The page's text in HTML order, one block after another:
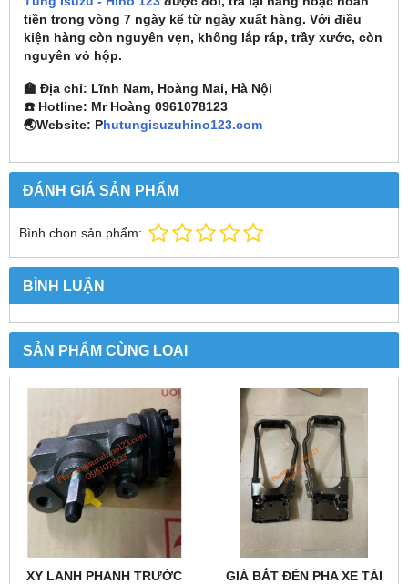
tiền trong vòng 7 ngày kể từ ngày xuất hàng. Với điều
kiện hàng còn nguyên vẹn, không lắp ráp, trầy xước, còn
nguyên vỏ hộp.
🏫 Địa chỉ: Lĩnh Nam, Hoàng Mai, Hà Nội
☎️ Hotline: Mr Hoàng 0961078123
🌏Website: Phutungisuzuhino123.com
ĐÁNH GIÁ SẢN PHẨM
Bình chọn sản phẩm:
BÌNH LUẬN
SẢN PHẨM CÙNG LOẠI
XY LANH PHANH TRƯỚC
GIÁ BẮT ĐÈN PHA XE TẢI